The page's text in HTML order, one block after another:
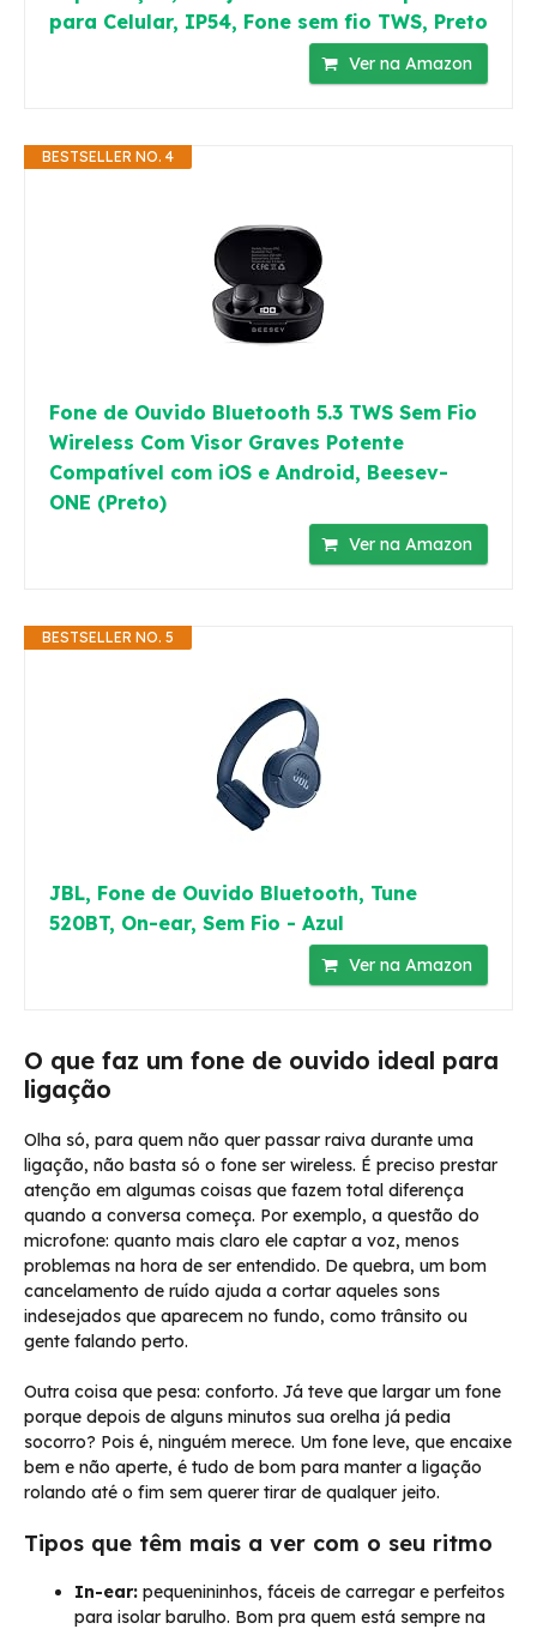
para Celular, IP54, Fone sem fio TWS, Preto
Ver na Amazon
BESTSELLER NO. 4
Fone de Ouvido Bluetooth 5.3 TWS Sem Fio
Wireless Com Visor Graves Potente
Compatível com iOS e Android, Beesev-
ONE (Preto)
Ver na Amazon
BESTSELLER NO. 5
JBL, Fone de Ouvido Bluetooth, Tune
520BT, On-ear, Sem Fio - Azul
Ver na Amazon
O que faz um fone de ouvido ideal para
ligação
Olha só, para quem não quer passar raiva durante uma
ligação, não basta só o fone ser wireless. É preciso prestar
atenção em algumas coisas que fazem total diferença
quando a conversa começa. Por exemplo, a questão do
microfone: quanto mais claro ele captar a voz, menos
problemas na hora de ser entendido. De quebra, um bom
cancelamento de ruído ajuda a cortar aqueles sons
indesejados que aparecem no fundo, como trânsito ou
gente falando perto.
Outra coisa que pesa: conforto. Já teve que largar um fone
porque depois de alguns minutos sua orelha já pedia
socorro? Pois é, ninguém merece. Um fone leve, que encaixe
bem e não aperte, é tudo de bom para manter a ligação
rolando até o fim sem querer tirar de qualquer jeito.
Tipos que têm mais a ver com o seu ritmo
In-ear: pequenininhos, fáceis de carregar e perfeitos
para isolar barulho. Bom pra quem está sempre na